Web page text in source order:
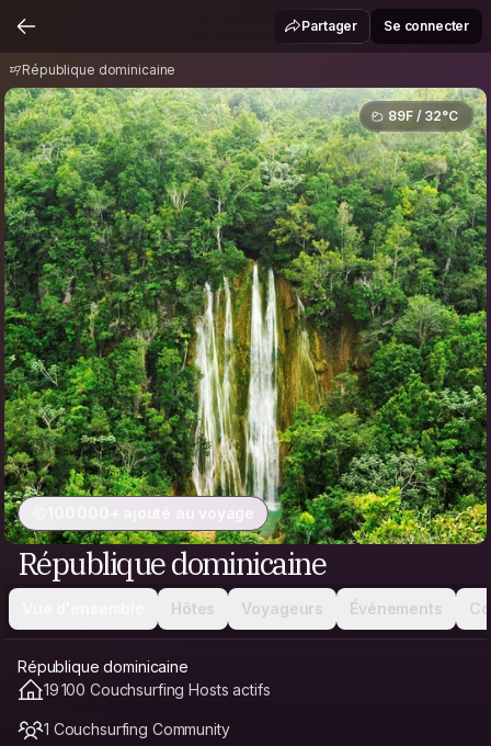
Partager Se connecter
République dominicaine
89F / 32°C
100 000+ ajouté au voyage
République dominicaine
Hôtes Voyageurs Événements
République dominicaine
19 100 Couchsurfing Hosts actifs
1 Couchsurfing Community